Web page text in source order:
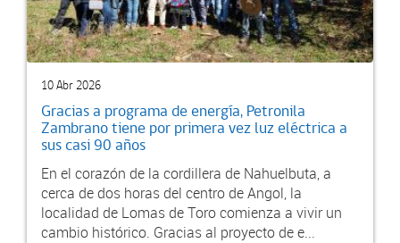
10 Abr 2026
Gracias a programa de energía, Petronila
Zambrano tiene por primera vez luz eléctrica a
sus casi 90 años
En el corazón de la cordillera de Nahuelbuta, a
cerca de dos horas del centro de Angol, la
localidad de Lomas de Toro comienza a vivir un
cambio histórico. Gracias al proyecto de e...